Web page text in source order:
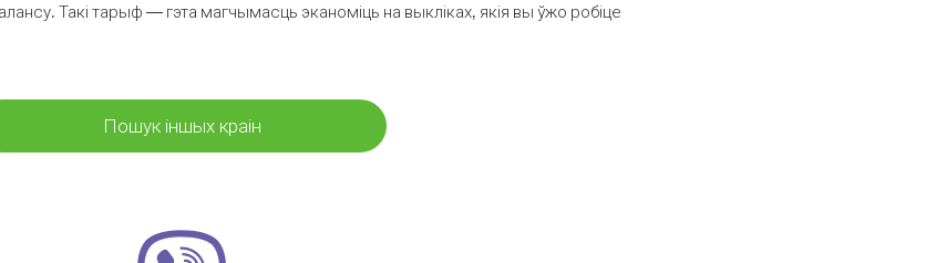
Такі тарыф — гэта магчымасць эканоміць на выкліках, якія вы ўжо робіце
Пошук іншых краін